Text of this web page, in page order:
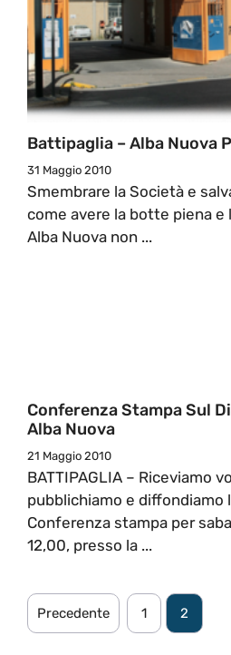
Battipaglia – Alba Nuova
31 Maggio 2010
Smembrare la Società e
come avere la botte piena e
Alba Nuova non ...
Conferenza Stampa Sul
Alba Nuova
21 Maggio 2010
BATTIPAGLIA – Riceviamo
pubblichiamo e diffondiamo
Conferenza stampa per
12,00, presso la ...
Precedente 1 2